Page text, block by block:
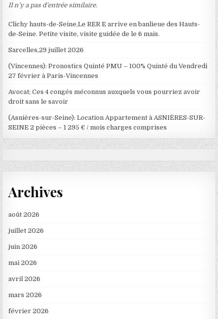
Il n’y a pas d’entrée similaire.
Clichy hauts-de-Seine,Le RER E arrive en banlieue des Hauts-
de-Seine. Petite visite, visite guidée de le 6 mais.
Sarcelles,29 juillet 2026
(Vincennes): Pronostics Quinté PMU – 100% Quinté du Vendredi
27 février à Paris-Vincennes
Avocat; Ces 4 congés méconnus auxquels vous pourriez avoir
droit sans le savoir
(Asnières-sur-Seine): Location Appartement à ASNIÈRES-SUR-
SEINE 2 pièces – 1 295 € / mois charges comprises
Archives
août 2026
juillet 2026
juin 2026
mai 2026
avril 2026
mars 2026
février 2026